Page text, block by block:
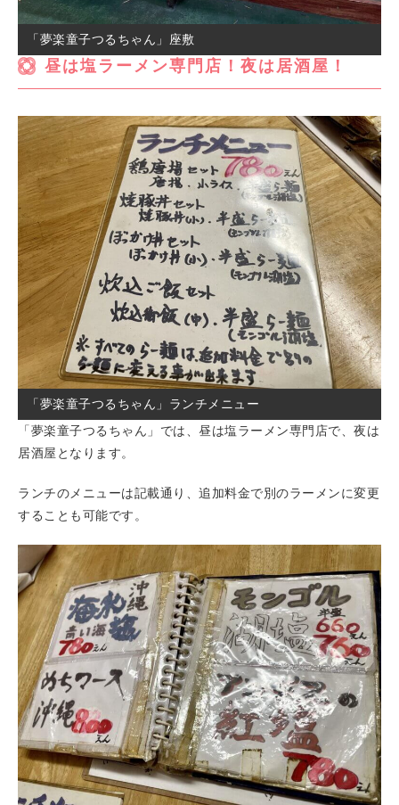
「夢楽童子つるちゃん」座敷
昼は塩ラーメン専門店！夜は居酒屋！
「夢楽童子つるちゃん」ランチメニュー
「夢楽童子つるちゃん」では、昼は塩ラーメン専門店で、夜は
居酒屋となります。
ランチのメニューは記載通り、追加料金で別のラーメンに変更
することも可能です。